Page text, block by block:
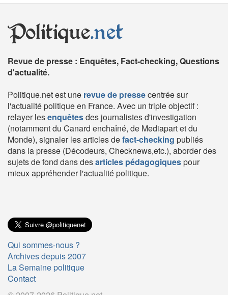
Politique.net
Revue de presse : Enquêtes, Fact-checking, Questions
d'actualité.
Politique.net est une revue de pressecentrée sur
l'actualité politique en France. Avec un triple objectif :
relayer lesenquêtesdes journalistes d'investigation
(notamment du Canard enchaîné, de Mediapart et du
Monde), signaler les articles defact-checking publiés
dans la presse (Décodeurs, Checknews,etc.), aborder des
sujets de fond dans desarticles pédagogiquespour
mieux appréhender l'actualité politique.
Qui sommes-nous ?
Archives depuis 2007
La Semaine politique
Contact